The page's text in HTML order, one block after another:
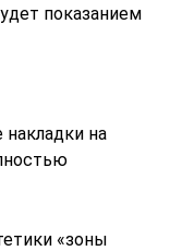
показанием
на
«зоны